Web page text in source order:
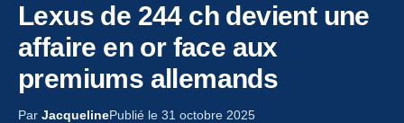
Lexus de 244 ch devient une
affaire en or face aux
premiums allemands
Par JacquelinePublié le 31 octobre 2025